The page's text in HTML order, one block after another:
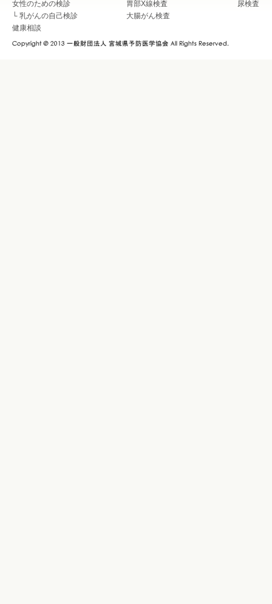
女性のための検診
└ 乳がんの自己検診
健康相談
胃部X線検査
尿検査
大腸がん検査